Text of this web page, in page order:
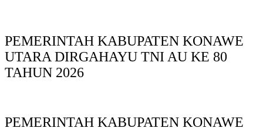
PEMERINTAH KABUPATEN KONAWE
UTARA DIRGAHAYU TNI AU KE 80
TAHUN 2026
PEMERINTAH KABUPATEN KONAWE